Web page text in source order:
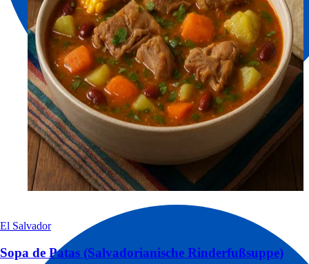
El Salvador
Sopa de Patas (Salvadorianische Rinderfußsuppe)